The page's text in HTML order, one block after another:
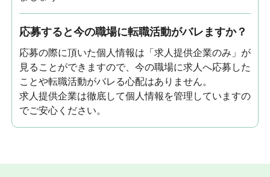
応募すると今の職場に転職活動がバレますか？
応募の際に頂いた個人情報は「求人提供企業のみ」が
見ることができますので、今の職場に求人へ応募した
ことや転職活動がバレる心配はありません。
求人提供企業は徹底して個人情報を管理していますの
でご安心ください。